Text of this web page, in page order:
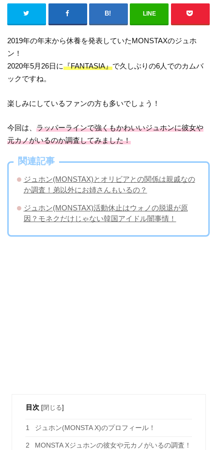
LINE
2019年の年末から休養を発表していたMONSTAXのジュホ
ン！
2020年5月26日に『FANTASIA』で久しぶりの6人でのカムバ
ックですね。
楽しみにしているファンの方も多いでしょう！
今回は、ラッパーラインで強くもかわいいジュホンに彼女や
元カノがいるのか調査してみました！
関連記事
ジュホン(MONSTAX)とオリビアとの関係は親戚なの
か調査！弟以外にお姉さんもいるの？
ジュホン(MONSTAX)活動休止はウォノの脱退が原
因？モネクだけじゃない韓国アイドル闇事情！
目次 [閉じる]
1 ジュホン(MONSTA X)のプロフィール！
2 MONSTA Xジュホンの彼女や元カノがいるの調査！